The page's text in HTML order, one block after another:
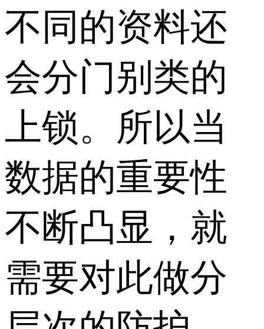
不同的资料还
会分门别类的
上锁。所以当
数据的重要性
不断凸显，就
需要对此做分